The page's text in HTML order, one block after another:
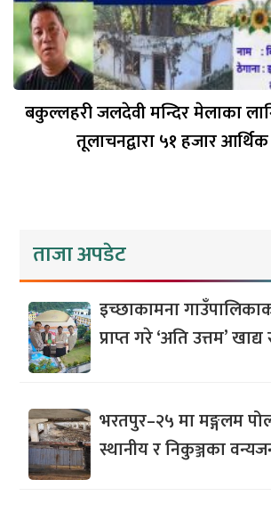
बकुल्लहरी जलदेवी मन्दिर मेलाका
तूलाचनद्वारा ५१ हजार
ताजा अपडेट
इच्छाकामना
प्राप्त गरे ‘अति उत्तम’
भरतपुर–२५ मा मङ्गलम
स्थानीय र निकुञ्जका